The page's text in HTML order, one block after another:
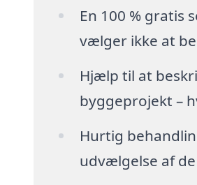
En 100 % gratis
vælger ikke at
Hjælp til at
byggeprojekt –
Hurtig
udvælgelse af